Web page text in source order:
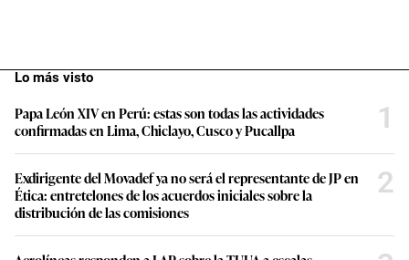
Lo más visto
Papa León XIV en Perú: estas son todas las actividades
confirmadas en Lima, Chiclayo, Cusco y Pucallpa
1
Exdirigente del Movadef ya no será el representante de JP en
Ética: entretelones de los acuerdos iniciales sobre la
distribución de las comisiones
2